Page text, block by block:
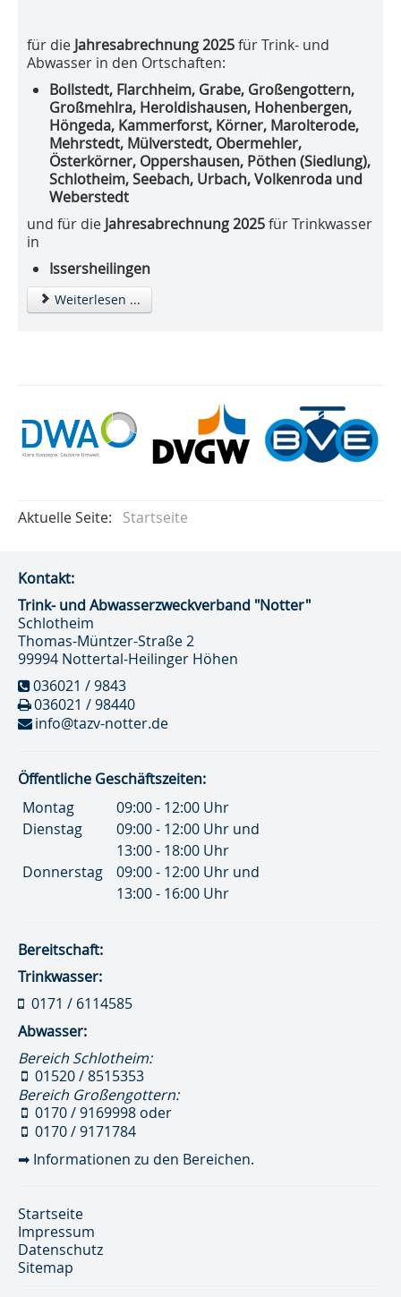
für die Jahresabrechnung 2025für Trink- und
Abwasser in den Ortschaften:
Bollstedt, Flarchheim, Grabe, Großengottern,
Großmehlra, Heroldishausen, Hohenbergen,
Höngeda, Kammerforst, Körner, Marolterode,
Mehrstedt, Mülverstedt, Obermehler,
Österkörner, Oppershausen, Pöthen (Siedlung),
Schlotheim, Seebach, Urbach, Volkenroda und
Weberstedt
und für die Jahresabrechnung 2025für Trinkwasser
in
Issersheilingen
Weiterlesen ...
Aktuelle Seite: Startseite
Kontakt:
Trink- und Abwasser­zweckverband "Notter"
Schlotheim
Thomas-Müntzer-Straße 2
99994 Nottertal-Heilinger Höhen
036021 / 9843
036021 / 98440
info@tazv-notter.de
Öffentliche Geschäftszeiten:
Montag
09:00 - 12:00 Uhr
Dienstag
09:00 - 12:00 Uhr und
13:00 - 18:00 Uhr
Donnerstag
09:00 - 12:00 Uhr und
13:00 - 16:00 Uhr
Bereitschaft:
Trinkwasser:
0171 / 6114585
Abwasser:
Bereich Schlotheim:
01520 / 8515353
Bereich Großengottern:
0170 / 9169998 oder
0170 / 9171784
➡ Informationen zu den Bereichen.
Startseite
Impressum
Datenschutz
Sitemap